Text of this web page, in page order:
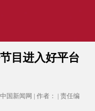
目进入好平台
国新闻网 | 作者： | 责任编